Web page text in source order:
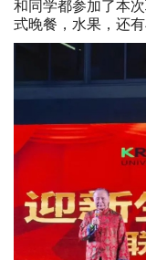
和同学都参加了本
式晚餐，水果，还有